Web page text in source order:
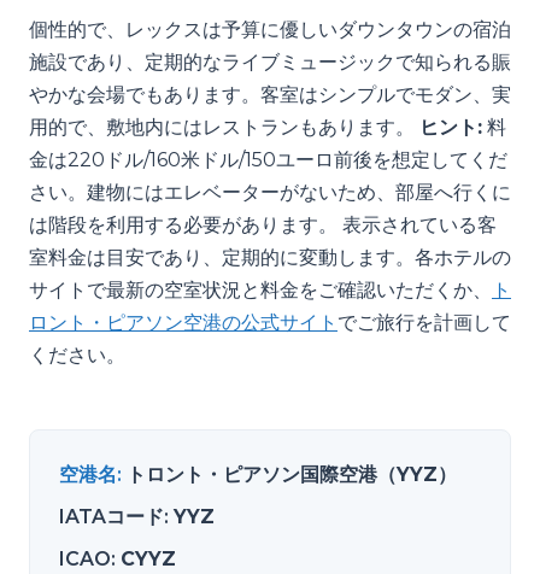
個性的で、レックスは予算に優しいダウンタウンの宿泊
施設であり、定期的なライブミュージックで知られる賑
やかな会場でもあります。客室はシンプルでモダン、実
用的で、敷地内にはレストランもあります。
ヒント: 料
金は220ドル/160米ドル/150ユーロ前後を想定してくだ
さい。建物にはエレベーターがないため、部屋へ行くに
は階段を利用する必要があります。 表示されている客
室料金は目安であり、定期的に変動します。各ホテルの
サイトで最新の空室状況と料金をご確認いただくか、
ト
ロント・ピアソン空港の公式サイト でご旅行を計画して
ください。
空港名: トロント・ピアソン国際空港（YYZ）
IATAコード: YYZ
ICAO: CYYZ